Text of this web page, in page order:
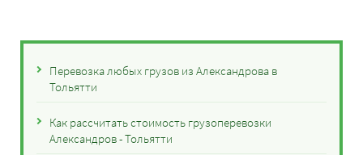
Перевозка любых грузов из Александрова в
Тольятти
Как рассчитать стоимость грузоперевозки
Александров - Тольятти